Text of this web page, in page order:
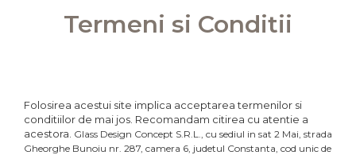
Termeni si Conditii
Folosirea acestui site implica acceptarea termenilor si
conditiilor de mai jos. Recomandam citirea cu atentie a
acestora. Glass Design Concept S.R.L., cu sediul in sat 2 Mai, strada
Gheorghe Bunoiu nr. 287, camera 6, judetul Constanta, cod unic de